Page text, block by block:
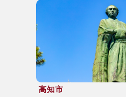
高知市